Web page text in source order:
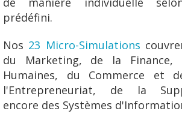
prédéfini.
Nos 23 Micro-Simulations
du Marketing, de la Finance,
Humaines, du Commerce et
l'Entrepreneuriat, de la
encore des Systèmes